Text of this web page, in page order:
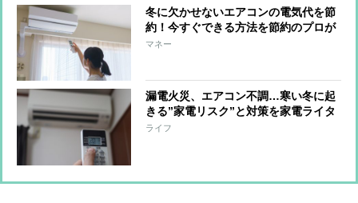
冬に欠かせないエアコンの電気代を節
約！今すぐできる方法を節約のプロが
解説
マネー
漏電火災、エアコン不調…寒い冬に起
きる”家電リスク”と対策を家電ライタ
ーが解説
ライフ